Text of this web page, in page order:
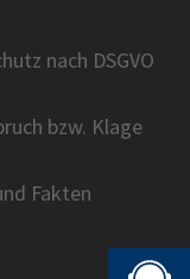
nach DSGVO
bzw. Klage
Fakten